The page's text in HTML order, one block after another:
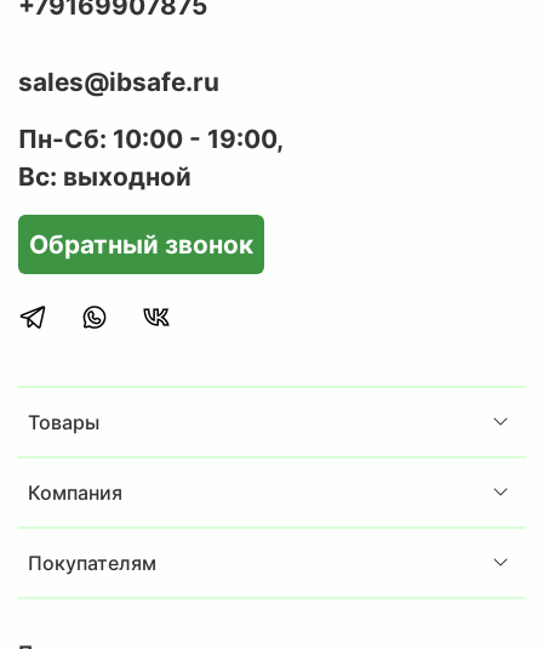
Товары
Компания
Покупателям
sales@ibsafe.ru
Пн-Сб: 10:00 - 19:00,
Вс: выходной
Обратный звонок